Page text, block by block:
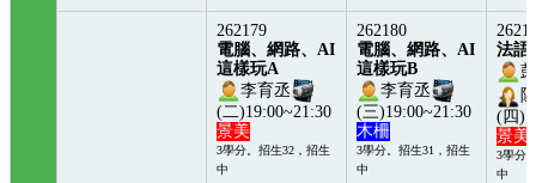
262179
電腦、網路、AI
這樣玩A
李育丞
(二)19:00~21:30
景美
3學分。招生32，招生
中
262180
電腦、網路、AI
這樣玩B
李育丞
(三)19:00~21:30
木柵
3學分。招生31，招生
中
法語
(四
景美
3學分
中